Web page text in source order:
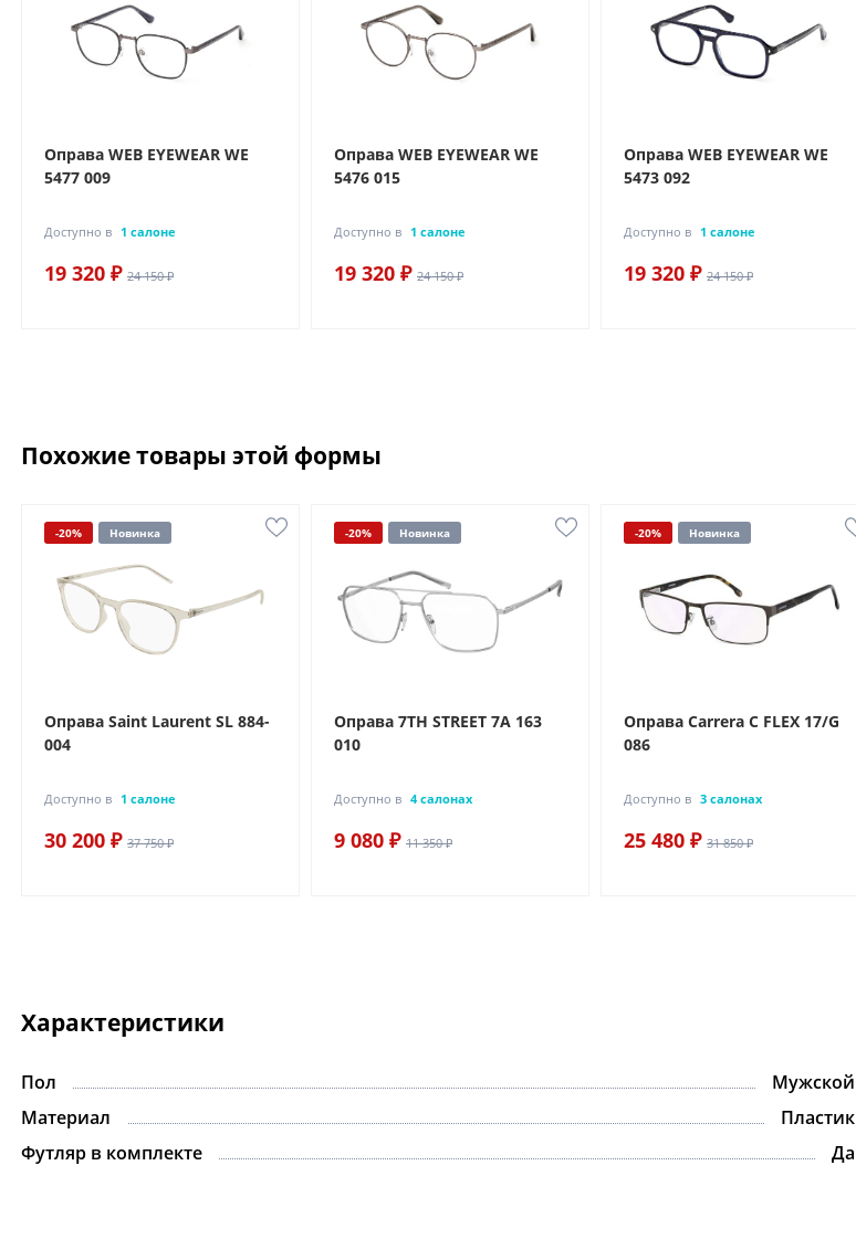
Оправа WEB EYEWEAR WE
5477 009
Доступно в 1 салоне
19 320 ₽ 24 150 ₽
Оправа WEB EYEWEAR WE
5476 015
Доступно в 1 салоне
19 320 ₽ 24 150 ₽
Оправа WEB EYEWEAR WE
5473 092
Доступно в 1 салоне
19 320 ₽ 24 150 ₽
Похожие товары этой формы
-20% Новинка
Оправа Saint Laurent SL 884-
004
Доступно в 1 салоне
30 200 ₽ 37 750 ₽
-20% Новинка
Оправа 7TH STREET 7A 163
010
Доступно в 4 салонах
9 080 ₽ 11 350 ₽
-20% Новинка
Оправа Carrera C FLEX 17/G
086
Доступно в 3 салонах
25 480 ₽ 31 850 ₽
Характеристики
Пол
Мужской
Материал
Пластик
Футляр в комплекте
Да